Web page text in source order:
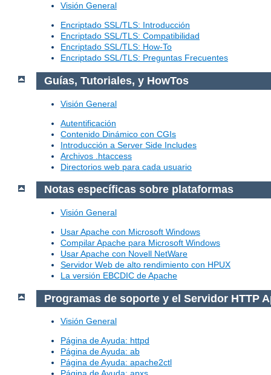
Visión General
Encriptado SSL/TLS: Introducción
Encriptado SSL/TLS: Compatibilidad
Encriptado SSL/TLS: How-To
Encriptado SSL/TLS: Preguntas Frecuentes
Guías, Tutoriales, y HowTos
Visión General
Autentificación
Contenido Dinámico con CGIs
Introducción a Server Side Includes
Archivos .htaccess
Directorios web para cada usuario
Notas específicas sobre plataformas
Visión General
Usar Apache con Microsoft Windows
Compilar Apache para Microsoft Windows
Usar Apache con Novell NetWare
Servidor Web de alto rendimiento con HPUX
La versión EBCDIC de Apache
Programas de soporte y el Servidor HTTP
Visión General
Página de Ayuda: httpd
Página de Ayuda: ab
Página de Ayuda: apache2ctl